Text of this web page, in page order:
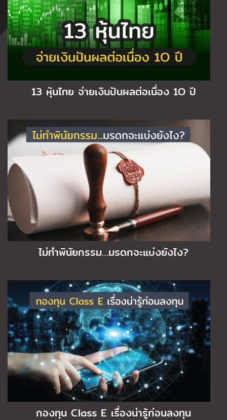
13 หุ้นไทย จ่ายเงินปันผลต่อเนื่อง 1O ปี
ไม่ทำพินัยกรรม…มรดกจะแบ่งยังไง?
กองทุน Class E เรื่องน่ารู้ก่อนลงทุน